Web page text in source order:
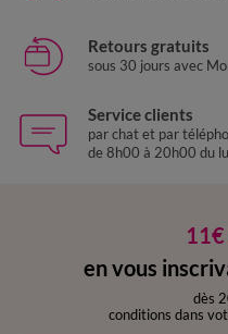
Retours gratuits
sous 30 jours avec
Service clients
par chat et par
de 8h00 à 20h00 du
en vous
dès
conditions dans